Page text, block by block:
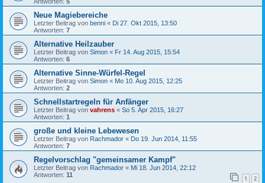
Neue Magiebereiche
Letzter Beitrag von benni « Di 27. Okt 2015, 13:50
Antworten: 7
Alternative Heilzauber
Letzter Beitrag von Simon « Fr 14. Aug 2015, 15:54
Antworten: 6
Alternative Sinne-Würfel-Regel
Letzter Beitrag von Simon « Mo 10. Aug 2015, 12:25
Antworten: 2
Schnellstartregeln für Anfänger
Letzter Beitrag von vahrens « So 5. Apr 2015, 16:27
Antworten: 1
große und kleine Lebewesen
Letzter Beitrag von Rachmador « Do 19. Jun 2014, 11:55
Antworten: 7
Regelvorschlag "gemeinsamer Kampf"
Letzter Beitrag von Rachmador « Mi 18. Jun 2014, 22:12
Antworten: 11 1 2